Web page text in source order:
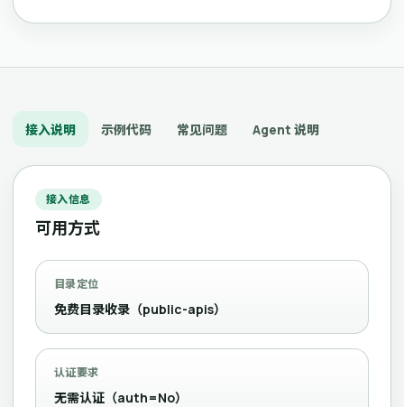
接入说明 示例代码 常见问题 Agent 说明
接入信息
可用方式
目录定位
免费目录收录（public-apis）
认证要求
无需认证（auth=No）